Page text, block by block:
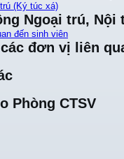
(Ký túc xá)
Ngoại trú, Nội
đến sinh viên
đơn vị liên
Phòng CTSV